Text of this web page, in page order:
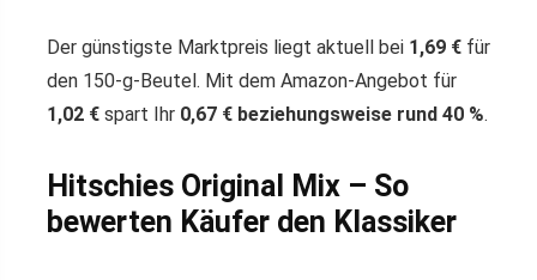
Der günstigste Marktpreis liegt aktuell bei 1,69 € für
den 150-g-Beutel. Mit dem Amazon-Angebot für
1,02 € spart Ihr 0,67 € beziehungsweise rund 40 %.
Hitschies Original Mix – So
bewerten Käufer den Klassiker